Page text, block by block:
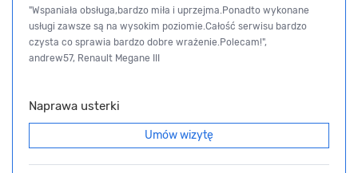
"Wspaniała obsługa,bardzo miła i uprzejma.Ponadto wykonane
usługi zawsze są na wysokim poziomie.Całość serwisu bardzo
czysta co sprawia bardzo dobre wrażenie.Polecam!",
andrew57, Renault Megane III
Naprawa usterki
Umów wizytę